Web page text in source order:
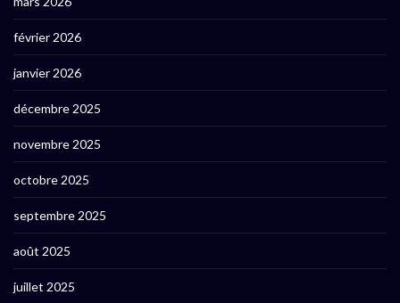
février 2026
janvier 2026
décembre 2025
novembre 2025
octobre 2025
septembre 2025
août 2025
juillet 2025